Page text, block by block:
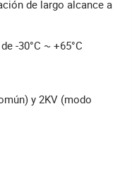
de largo alcance a
-30°C ~ +65°C
y 2KV (modo